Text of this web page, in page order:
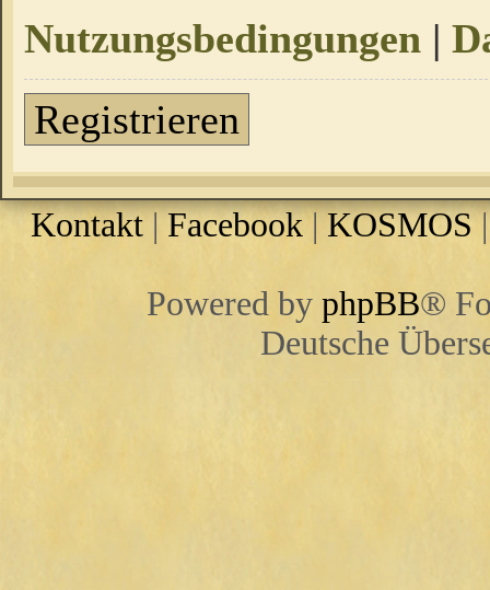
Nutzungsbedingungen |
Registrieren
Kontakt | Facebook |KOSMOS
Powered by phpBB®
Deutsche